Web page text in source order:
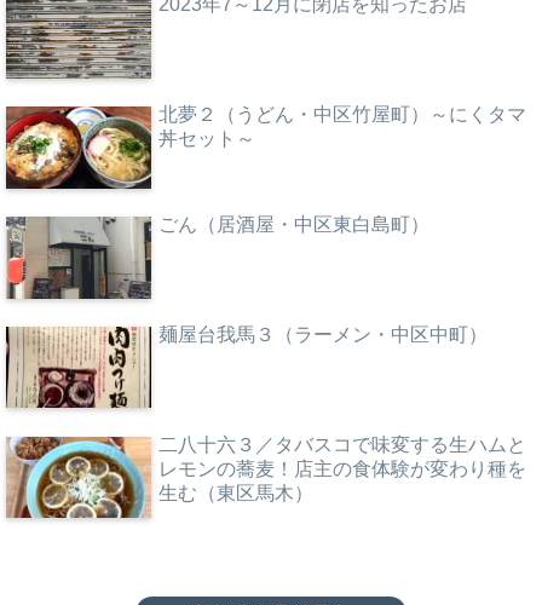
2023年7～12月に閉店を知ったお店
北夢２（うどん・中区竹屋町）～にくタマ
丼セット～
ごん（居酒屋・中区東白島町）
麺屋台我馬３（ラーメン・中区中町）
二八十六３／タバスコで味変する生ハムと
レモンの蕎麦！店主の食体験が変わり種を
生む（東区馬木）